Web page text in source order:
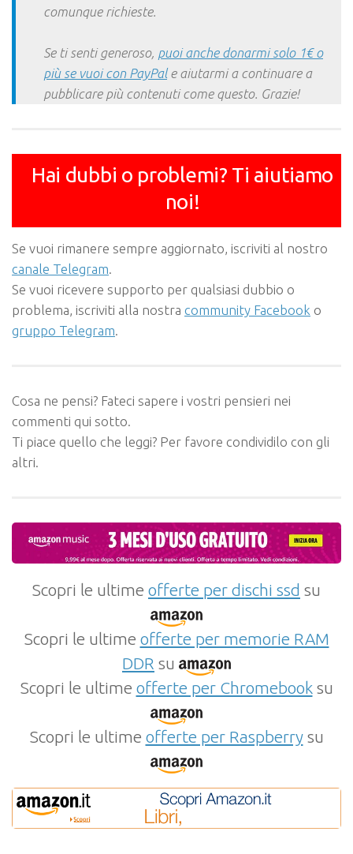
comunque richieste.
Se ti senti generoso, puoi anche donarmi solo 1€ o
più se vuoi con PayPale aiutarmi a continuare a
pubblicare più contenuti come questo. Grazie!
Hai dubbi o problemi? Ti aiutiamo
noi!
Se vuoi rimanere sempre aggiornato, iscriviti al nostro
canale Telegram.
Se vuoi ricevere supporto per qualsiasi dubbio o
problema, iscriviti alla nostra community Facebook o
gruppo Telegram.
Cosa ne pensi? Fateci sapere i vostri pensieri nei
commenti qui sotto.
Ti piace quello che leggi? Per favore condividilo con gli
altri.
Scopri le ultime offerte per dischi ssd su
Scopri le ultime offerte per memorie RAM
DDR su
Scopri le ultime offerte per Chromebooksu
Scopri le ultime offerte per Raspberrysu